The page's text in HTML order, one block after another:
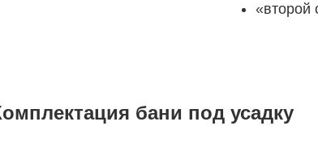
«второй
бани под усадку